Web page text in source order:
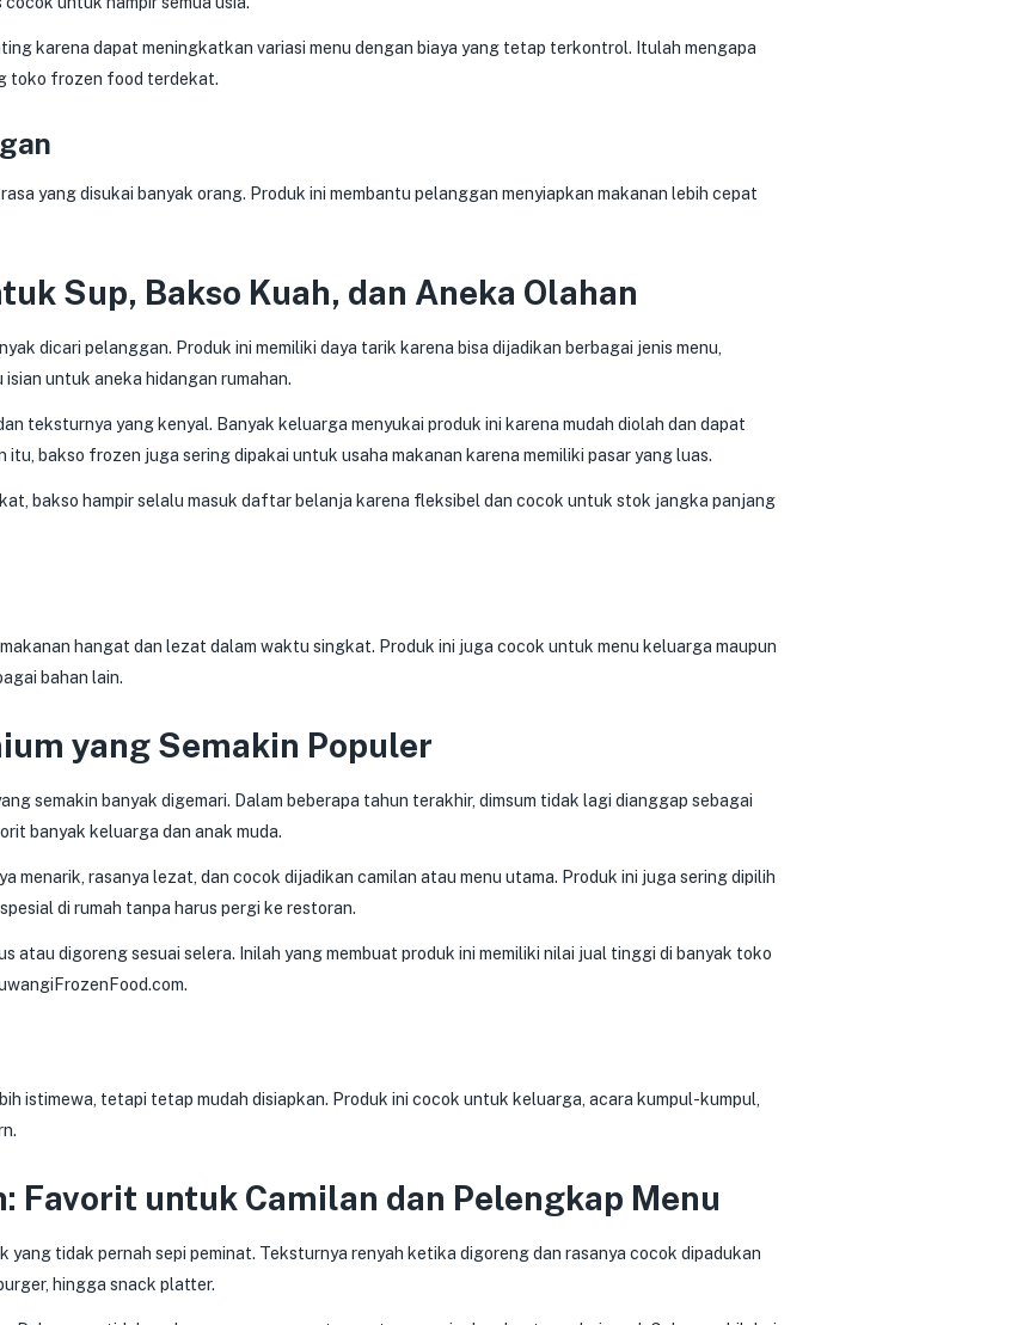
karena dapat meningkatkan variasi menu dengan biaya yang tetap terkontrol. Itulah mengapa
toko frozen food terdekat.
yang disukai banyak orang. Produk ini membantu pelanggan menyiapkan makanan lebih cepat
Sup, Bakso Kuah, dan Aneka Olahan
dicari pelanggan. Produk ini memiliki daya tarik karena bisa dijadikan berbagai jenis menu,
untuk aneka hidangan rumahan.
teksturnya yang kenyal. Banyak keluarga menyukai produk ini karena mudah diolah dan dapat
bakso frozen juga sering dipakai untuk usaha makanan karena memiliki pasar yang luas.
bakso hampir selalu masuk daftar belanja karena fleksibel dan cocok untuk stok jangka panjang
hangat dan lezat dalam waktu singkat. Produk ini juga cocok untuk menu keluarga maupun
bahan lain.
yang Semakin Populer
semakin banyak digemari. Dalam beberapa tahun terakhir, dimsum tidak lagi dianggap sebagai
banyak keluarga dan anak muda.
menarik, rasanya lezat, dan cocok dijadikan camilan atau menu utama. Produk ini juga sering dipilih
di rumah tanpa harus pergi ke restoran.
atau digoreng sesuai selera. Inilah yang membuat produk ini memiliki nilai jual tinggi di banyak toko
istimewa, tetapi tetap mudah disiapkan. Produk ini cocok untuk keluarga, acara kumpul-kumpul,
Favorit untuk Camilan dan Pelengkap Menu
tidak pernah sepi peminat. Teksturnya renyah ketika digoreng dan rasanya cocok dipadukan
hingga snack platter.